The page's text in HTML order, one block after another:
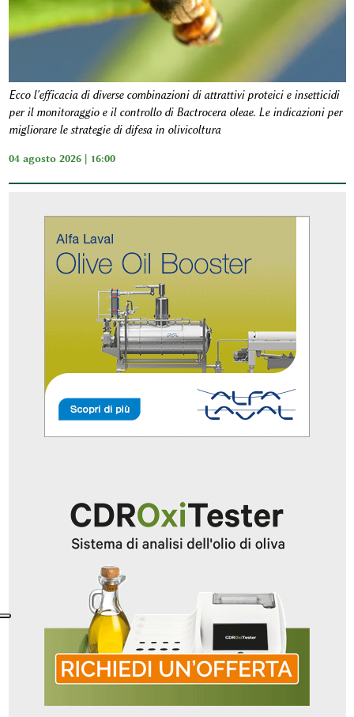
Ecco l'efficacia di diverse combinazioni di attrattivi proteici e insetticidi
per il monitoraggio e il controllo di Bactrocera oleae. Le indicazioni per
migliorare le strategie di difesa in olivicoltura
04 agosto 2026 | 16:00